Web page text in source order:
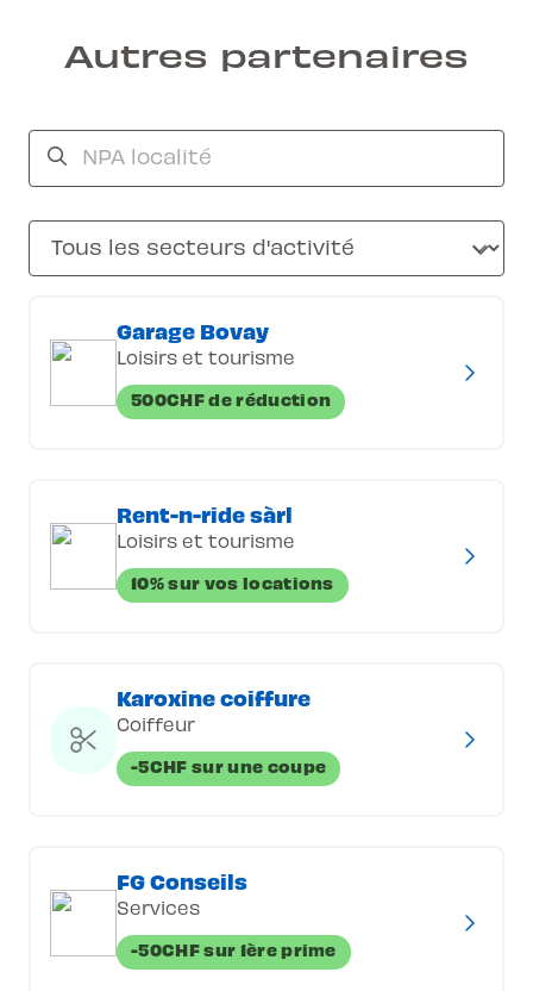
Autres partenaires
Garage Bovay
Loisirs et tourisme
500CHF de réduction
Rent-n-ride sàrl
Loisirs et tourisme
10% sur vos locations
Karoxine coiffure
Coiffeur
-5CHF sur une coupe
FG Conseils
Services
-50CHF sur 1ère prime